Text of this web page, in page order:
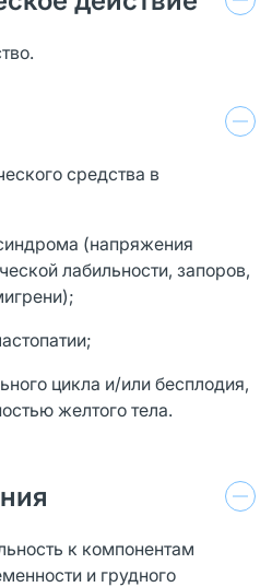
средства в
(напряжения
лабильности, запоров,
цикла и/или бесплодия,
желтого тела.
к компонентам
и грудного